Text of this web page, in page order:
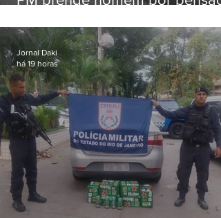
Jornal Daki
há 19 horas